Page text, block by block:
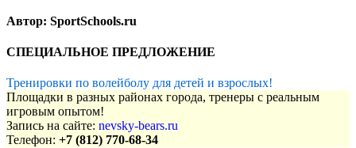
Автор: SportSchools.ru
СПЕЦИАЛЬНОЕ ПРЕДЛОЖЕНИЕ
Тренировки по волейболу для детей и взрослых!
Площадки в разных районах города, тренеры с реальным
игровым опытом!
Запись на сайте: nevsky-bears.ru
Телефон: +7 (812) 770-68-34